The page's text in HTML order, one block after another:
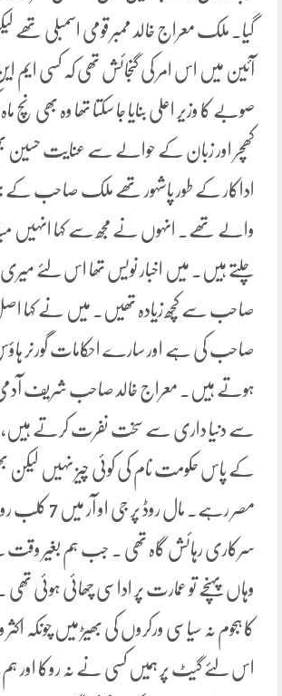
گیا۔ ملک معراج خالد ممبر قومی اسمبلی تھے
آئین میں اس امر کی گنجائش تھی کہ کسی ایم
صوبے کا وزیر اعلی بنایا جا سکتا تھا وہ بھی نچ ماہ
کھچر اور زبان کے حوالے سے عنایت حسین
اداکار کے طور پاشہور تھے ملک صاحب
والے تھے۔ انہوں نے مجھ سے کہا انہیں
چلتے ہیں۔ میں اخبار نویس تھا اس لئے
صاحب سے کچھ زیادہ تھیں۔ میں نے کہا
صاحب کی ہے اور سارے احکامات گورنر
ہوتے ہیں۔ معراج خالد صاحب شریف آدمی
سے دنیا داری سے سخت نفرت کرتے ہیں،
کے پاس حکومت نام کی کوئی چیز نہیں
مصر رہے۔ مال روڈ پر
سرکاری رہائش گاہ تھی ۔ جب ہم بغیر وقت
وہاں پہنچے تو عمارت پر اداسی چھائی ہوئی تھی
کا ہجوم نہ سیاسی ورکروں کی بھیڑ میں چونکہ اکثر
اس لئے گیٹ پر ہمیں کسی نے نہ روکا اور